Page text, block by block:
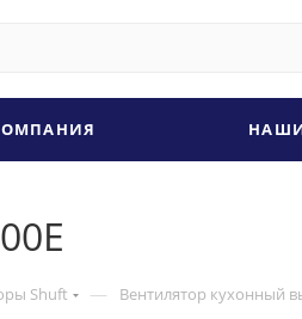
Shuft — Вентилятор кухонный